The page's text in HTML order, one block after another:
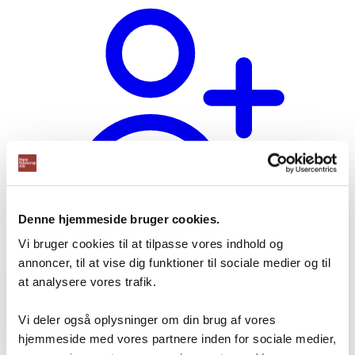
Denne hjemmeside bruger cookies.
Vi bruger cookies til at tilpasse vores indhold og
annoncer, til at vise dig funktioner til sociale medier og til
at analysere vores trafik.
Vi deler også oplysninger om din brug af vores
hjemmeside med vores partnere inden for sociale medier,
Opret bruger
Products